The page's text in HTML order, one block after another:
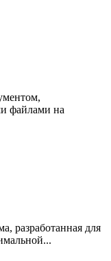
файлами на
разработанная для